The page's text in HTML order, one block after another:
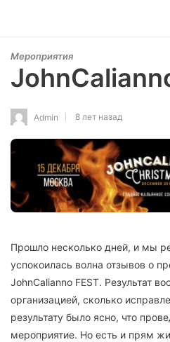
Мероприятия
Admin 8 лет назад
Прошло несколько дней, и мы
успокоилась волна отзывов о
JohnCalianno FEST. Результат
организацией, сколько
результату было ясно, что
мероприятие. Но есть и прям